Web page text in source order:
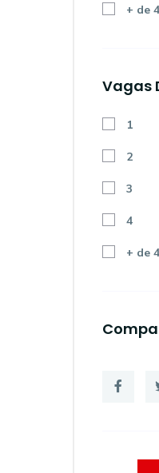
+ de 4
Vagas
1
2
3
4
+ de 4